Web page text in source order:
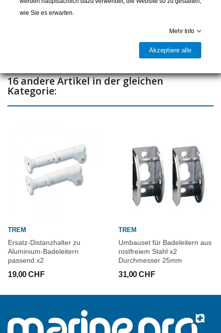
Lieferbar und im Laden erhältlich
16 andere Artikel in der gleichen
Kategorie:
TREM
Ersatz-Distanzhalter zu
Aluminium-Badeleitern
passend x2
19,00 CHF
TREM
Umbauset für Badeleitern aus
rostfreiem Stahl x2
Durchmesser 25mm
31,00 CHF
wie Sie es erwarten.
Mehr Info
Akzeptiere alle